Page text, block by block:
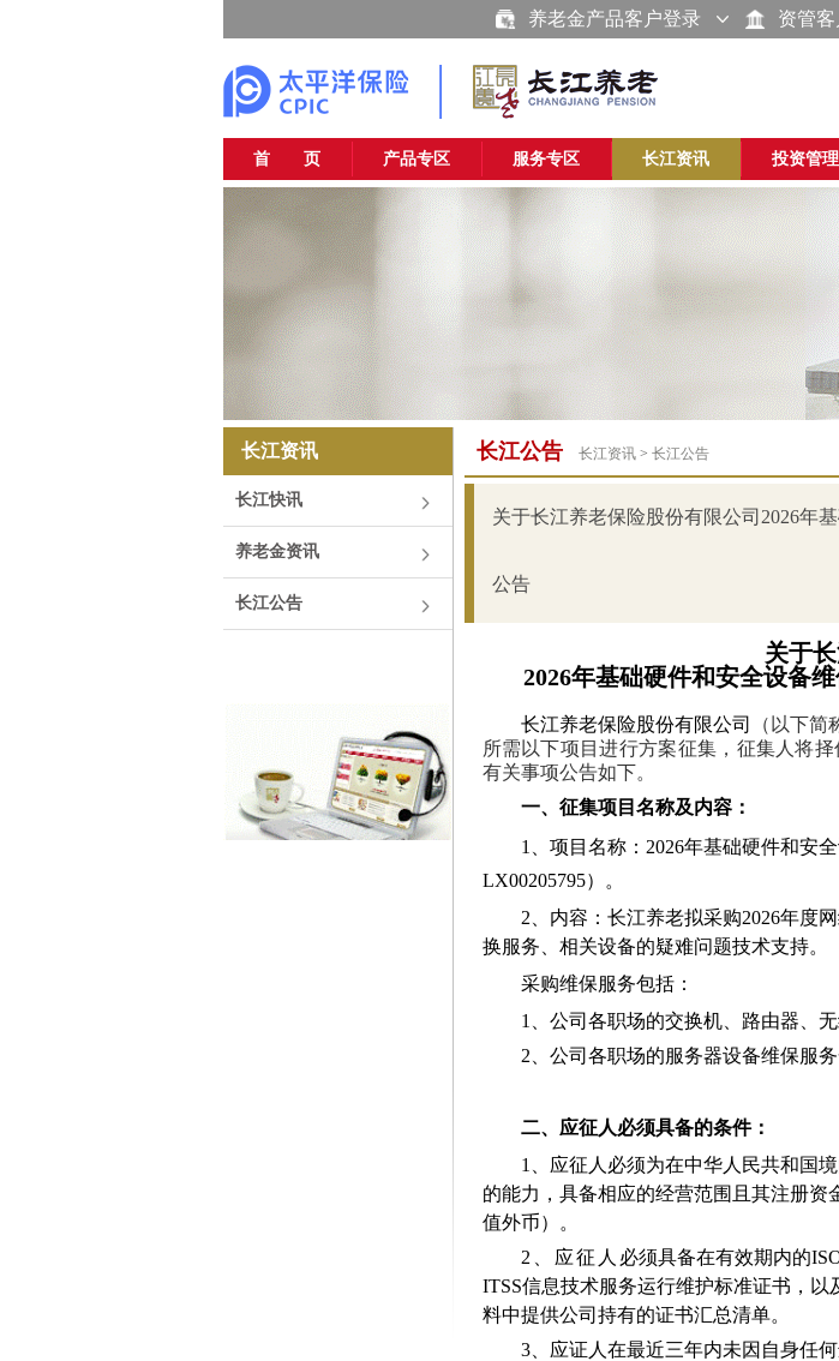
养老金产品客户登录 资管
首 页 产品专区 服务专区 长江资讯 投资管理
长江资讯
长江快讯
养老金资讯
长江公告
长江公告 长江资讯> 长江公告
关于长江养老保险股份有限公司2026年
公告
关于
2026年基础硬件和安全设备
长江养老保险股份有限公司
（以下
所需以下项目进行方案征集，征集人将
有关事项公告如下。
一、征集项目名称及内容：
1、项目名称： 2026年基础硬件和安
LX00205795）。
2、内容：长江养老拟采购2026年度
换服务、相关设备的疑难问题技术支持。
采购维保服务包括：
1、 公司各职场的交换机、路由器、
2、 公司各职场的服务器设备维保服务
二、应征人必须具备的条件：
1、应征人必须为在中华人民共和国
的能力，具备相应的经营范围且其注册资
值外币）。
2、应征人 必须具备在有效期内的
ITSS信息技术服务运行维护标准证书，
料中提供公司持有的证书汇总清单。
3、应证人在最近三年内未因自身任